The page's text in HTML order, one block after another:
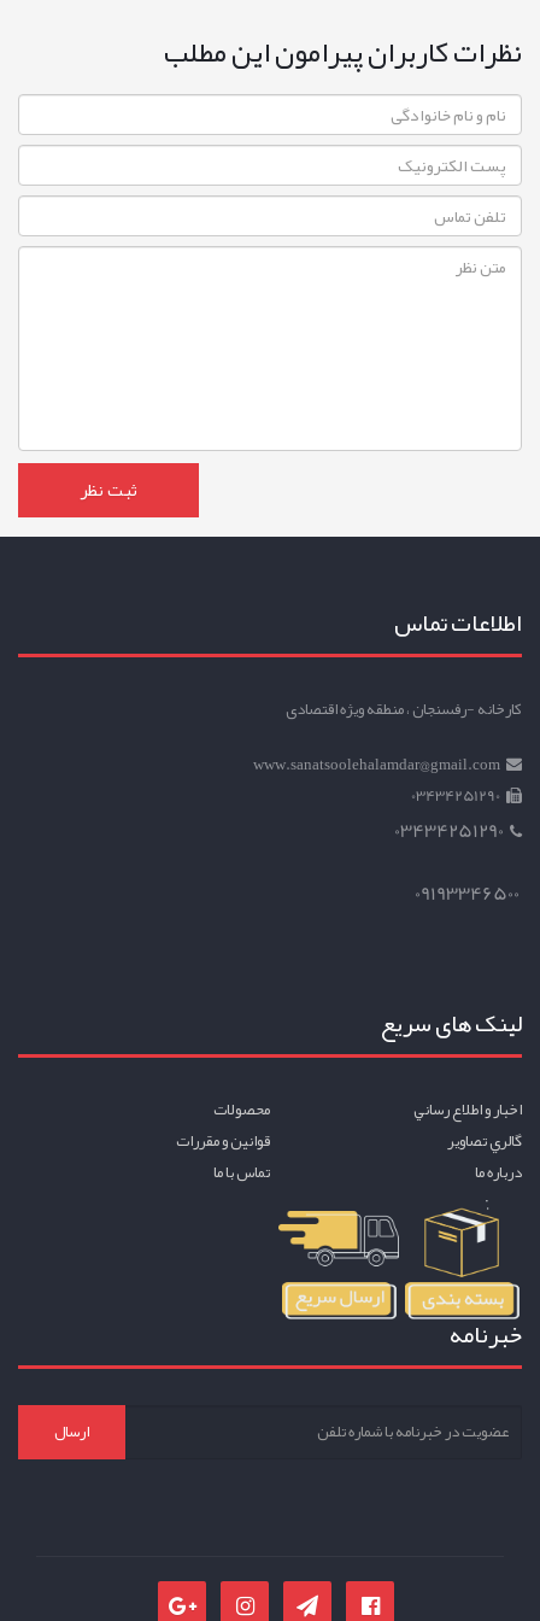
نظرات کاربران پیرامون این مطلب
اطلاعات تماس
کارخانه -رفسنجان ، منطقه ویژه اقتصادی
www.sanatsoolehalamdar@gmail.com
03434251290
03434251290
09193346500
لینک های سریع
اخبار و اطلاع رساني
محصولات
گالري تصاوير
قوانين و مقررات
درباره ما
تماس با ما
خبرنامه
ارسال